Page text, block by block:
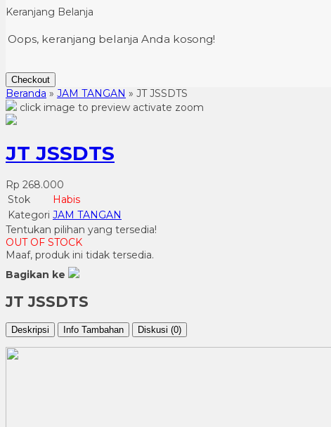
Keranjang Belanja
Oops, keranjang belanja Anda kosong!
Checkout
Beranda » JAM TANGAN » JT JSSDTS
click image to preview activate zoom
JT JSSDTS
Rp 268.000
Stok
Habis
Kategori JAM TANGAN
Tentukan pilihan yang tersedia!
OUT OF STOCK
Maaf, produk ini tidak tersedia.
Bagikan ke
JT JSSDTS
Deskripsi Info Tambahan Diskusi (0)